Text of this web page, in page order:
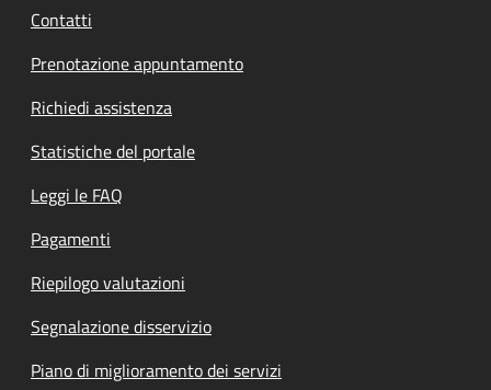
Contatti
Prenotazione appuntamento
Richiedi assistenza
Statistiche del portale
Leggi le FAQ
Pagamenti
Riepilogo valutazioni
Segnalazione disservizio
Piano di miglioramento dei servizi